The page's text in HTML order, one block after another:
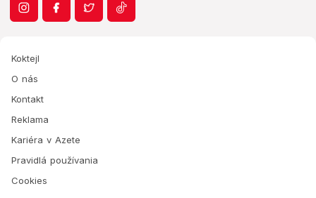
Koktejl
O nás
Kontakt
Reklama
Kariéra v Azete
Pravidlá používania
Cookies